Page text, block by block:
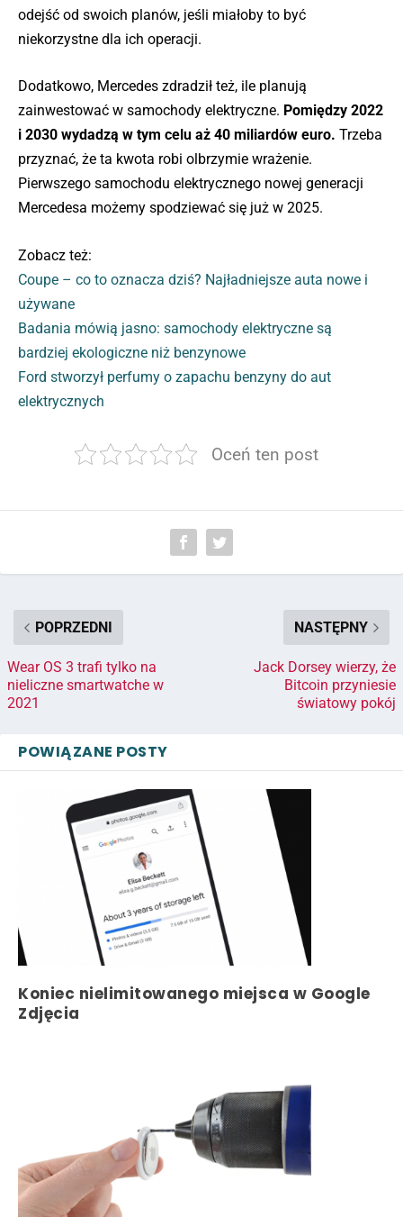
odejść od swoich planów, jeśli miałoby to być
niekorzystne dla ich operacji.
Dodatkowo, Mercedes zdradził też, ile planują
zainwestować w samochody elektryczne. Pomiędzy 2022
i 2030 wydadzą w tym celu aż 40 miliardów euro. Trzeba
przyznać, że ta kwota robi olbrzymie wrażenie.
Pierwszego samochodu elektrycznego nowej generacji
Mercedesa możemy spodziewać się już w 2025.
Zobacz też:
Coupe – co to oznacza dziś? Najładniejsze auta nowe i
używane
Badania mówią jasno: samochody elektryczne są
bardziej ekologiczne niż benzynowe
Ford stworzył perfumy o zapachu benzyny do aut
elektrycznych
Oceń ten post
POPRZEDNI
Wear OS 3 trafi tylko na
nieliczne smartwatche w
2021
NASTĘPNY
Jack Dorsey wierzy, że
Bitcoin przyniesie
światowy pokój
POWIĄZANE POSTY
Koniec nielimitowanego miejsca w Google
Zdjęcia